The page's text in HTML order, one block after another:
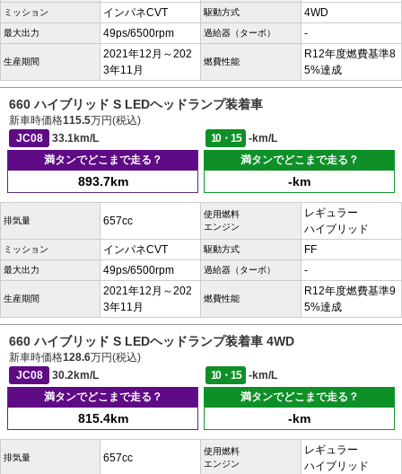
ミッション インパネCVT 駆動方式 4WD
最大出力 49ps/6500rpm 過給器（ターボ） -
生産期間
2021年12月～202
3年11月
燃費性能
R12年度燃費基準8
5%達成
660 ハイブリッド S LEDヘッドランプ装着車
新車時価格115.5万円(税込)
JC08
33.1km/L 10・15
-km/L
満タンでどこまで走る？
893.7km
満タンでどこまで走る？
-km
排気量 657cc
使用燃料
エンジン
レギュラー
ハイブリッド
ミッション インパネCVT 駆動方式 FF
最大出力 49ps/6500rpm 過給器（ターボ） -
生産期間
2021年12月～202
3年11月
燃費性能
R12年度燃費基準9
5%達成
660 ハイブリッド S LEDヘッドランプ装着車 4WD
新車時価格128.6万円(税込)
JC08
30.2km/L 10・15
-km/L
満タンでどこまで走る？
815.4km
満タンでどこまで走る？
-km
排気量 657cc
使用燃料
エンジン
レギュラー
ハイブリッド